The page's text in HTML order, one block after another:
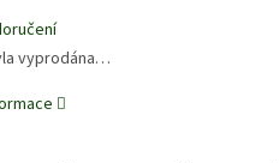
vyprodána…